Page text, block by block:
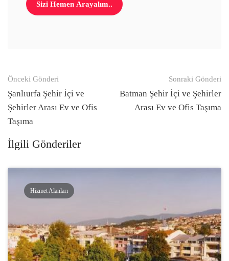
Gönderi
navigasyonu
Önceki Gönderi
Şanlıurfa Şehir İçi ve
Şehirler Arası Ev ve Ofis
Taşıma
Sonraki Gönderi
Batman Şehir İçi ve Şehirler
Arası Ev ve Ofis Taşıma
İlgili Gönderiler
Hizmet Alanları